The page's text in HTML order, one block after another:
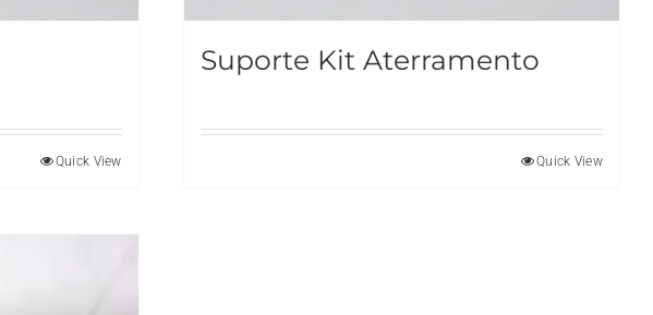
Quick View
Suporte Kit Aterramento
Quick View